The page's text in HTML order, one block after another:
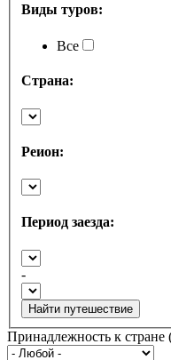
Виды туров:
Все
Страна:
Реион:
Период заезда:
-
Найти путешествие
Принадлежность к стране